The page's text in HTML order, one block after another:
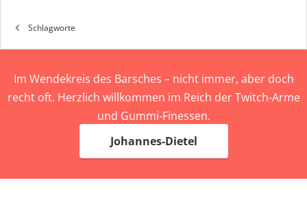
Schlagworte
Im Wendekreis des Barsches – nicht immer, aber doch
recht oft. Herzlich willkommen im Reich der Twitch-Arme
und Gummi-Finessen.
Johannes-Dietel